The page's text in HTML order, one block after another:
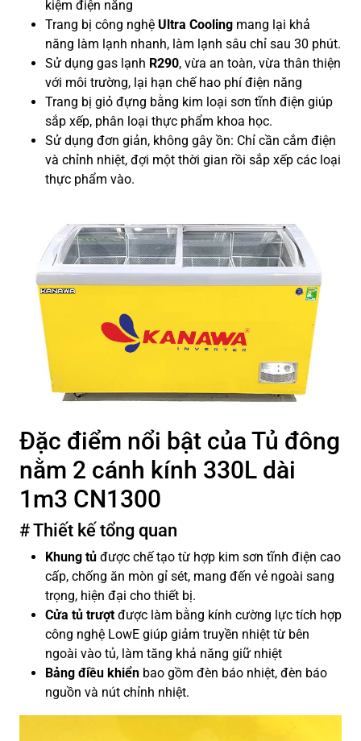
kiệm điện năng
Trang bị công nghệ Ultra Cooling mang lại khả
năng làm lạnh nhanh, làm lạnh sâu chỉ sau 30 phút.
Sử dụng gas lạnh R290, vừa an toàn, vừa thân thiện
với môi trường, lại hạn chế hao phí điện năng
Trang bị giỏ đựng bằng kim loại sơn tĩnh điện giúp
sắp xếp, phân loại thực phẩm khoa học.
Sử dụng đơn giản, không gây ồn: Chỉ cần cắm điện
và chỉnh nhiệt, đợi một thời gian rồi sắp xếp các loại
thực phẩm vào.
Đặc điểm nổi bật của Tủ đông
nằm 2 cánh kính 330L dài
1m3 CN1300
# Thiết kế tổng quan
Khung tủ được chế tạo từ hợp kim sơn tĩnh điện cao
cấp, chống ăn mòn gỉ sét, mang đến vẻ ngoài sang
trọng, hiện đại cho thiết bị.
Cửa tủ trượtđược làm bằng kính cường lực tích hợp
công nghệ LowE giúp giảm truyền nhiệt từ bên
ngoài vào tủ, làm tăng khả năng giữ nhiệt
Bảng điều khiển bao gồm đèn báo nhiệt, đèn báo
nguồn và nút chỉnh nhiệt.